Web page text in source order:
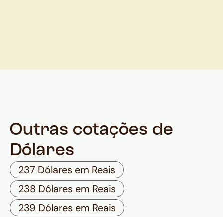
Outras cotações de
Dólares
237 Dólares em Reais
238 Dólares em Reais
239 Dólares em Reais